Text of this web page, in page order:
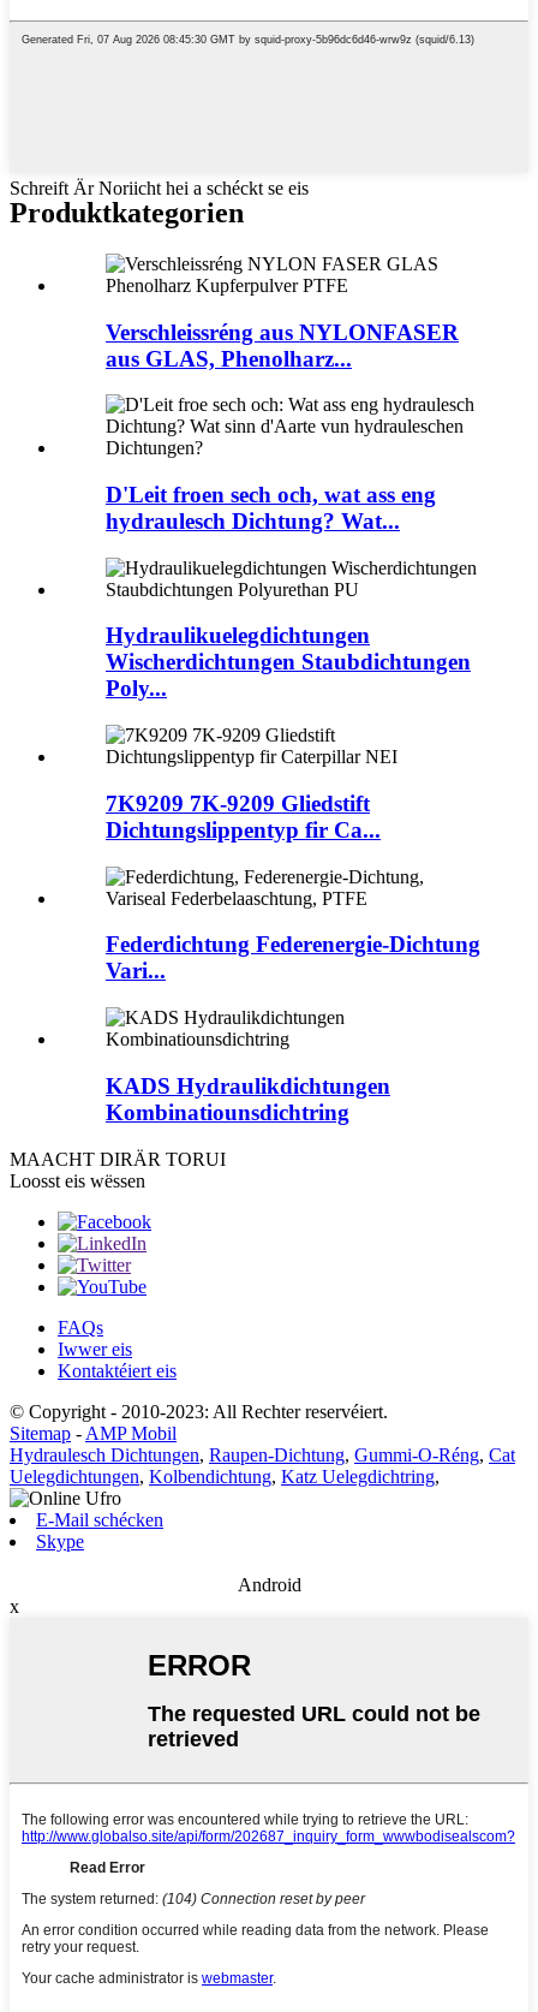
Schreift Är Noriicht hei a schéckt se eis
Produktkategorien
Verschleissréng aus NYLONFASER
aus GLAS, Phenolharz...
D'Leit froen sech och, wat ass eng
hydraulesch Dichtung? Wat...
Hydraulikuelegdichtungen
Wischerdichtungen Staubdichtungen
Poly...
7K9209 7K-9209 Gliedstift
Dichtungslippentyp fir Ca...
Federdichtung Federenergie-Dichtung
Vari...
KADS Hydraulikdichtungen
Kombinatiounsdichtring
MAACHT DIRÄR TORUI
Loosst eis wëssen
FAQs
Iwwer eis
Kontaktéiert eis
© Copyright - 2010-2023: All Rechter reservéiert.
Sitemap - AMP Mobil
Hydraulesch Dichtungen, Raupen-Dichtung, Gummi-O-Réng, Cat
Uelegdichtungen, Kolbendichtung, Katz Uelegdichtring,
E-Mail schécken
Skype
Android
x